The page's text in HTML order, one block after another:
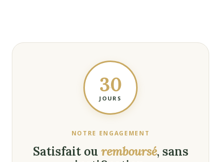
30
JOURS
NOTRE ENGAGEMENT
Satisfait ou remboursé, sans